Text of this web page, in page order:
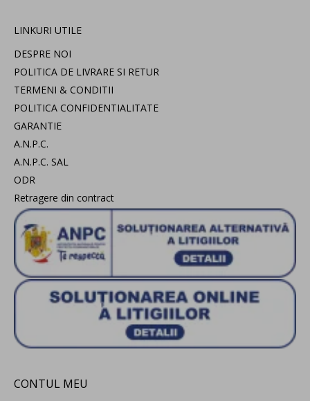
LINKURI UTILE
DESPRE NOI
POLITICA DE LIVRARE SI RETUR
TERMENI & CONDITII
POLITICA CONFIDENTIALITATE
GARANTIE
A.N.P.C.
A.N.P.C. SAL
ODR
Retragere din contract
CONTUL MEU